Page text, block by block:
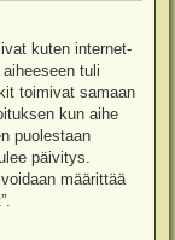
kuten internet-
tuli
toimivat samaan
kun aihe
puolestaan
päivitys.
määrittää